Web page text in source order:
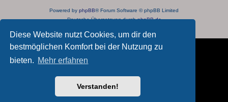
Diese Website nutzt Cookies, um dir den
bestmöglichen Komfort bei der Nutzung zu
bieten. Mehr erfahren
Verstanden!
Powered by phpBB® Forum Software © phpBB Limited
Deutsche Übersetzung durchphpBB.de